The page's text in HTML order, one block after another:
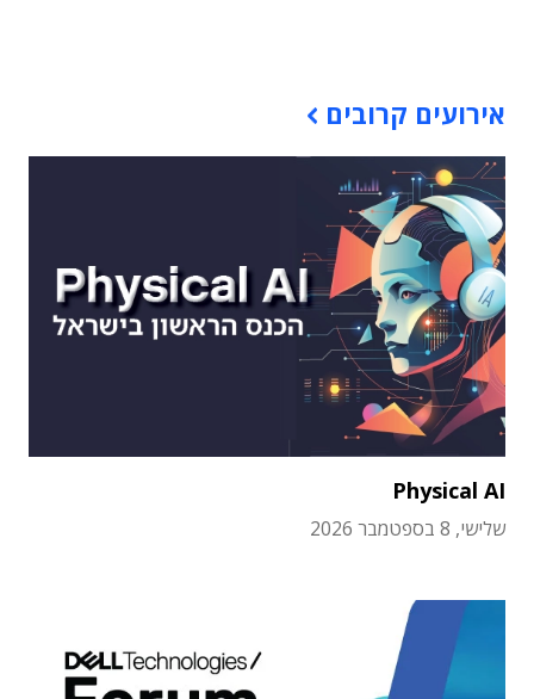
אירועים קרובים
Physical AI
שלישי, 8 בספטמבר 2026